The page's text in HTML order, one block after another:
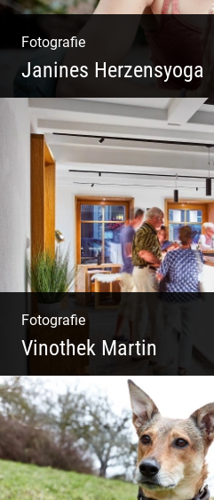
Fotografie
Janines Herzensyoga
Spontanes Yoga-
Fotografie
Vinothek Martin
Shooting Vinothek und